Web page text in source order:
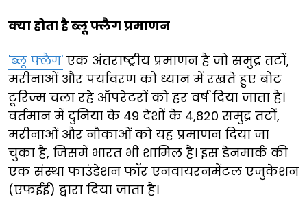
क्या होता है ब्लू फ्लैग प्रमाणन
'ब्लू फ्लैग' एक अंतराष्ट्रीय प्रमाणन है जो समुद्र तटों,
मरीनाओं और पर्यावरण को ध्यान में रखते हुए बोट
टूरिज्म चला रहे ऑपरेटरों को हर वर्ष दिया जाता है।
वर्तमान में दुनिया के 49 देशों के 4,820 समुद्र तटों,
मरीनाओं और नौकाओं को यह प्रमाणन दिया जा
चुका है, जिसमें भारत भी शामिल है। इस डेनमार्क की
एक संस्था फाउंडेशन फॉर एनवायरनमेंटल एजुकेशन
(एफईई) द्वारा दिया जाता है।